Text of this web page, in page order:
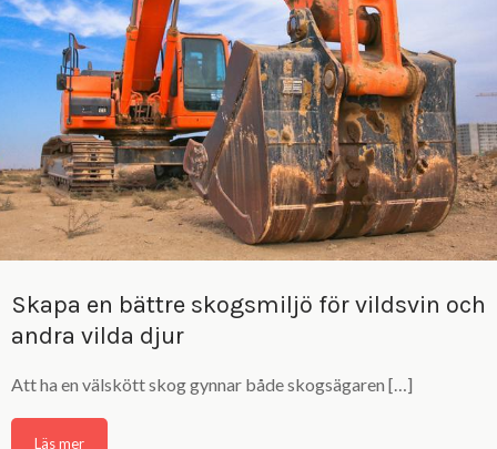
Skapa en bättre skogsmiljö för vildsvin och
andra vilda djur
Att ha en välskött skog gynnar både skogsägaren […]